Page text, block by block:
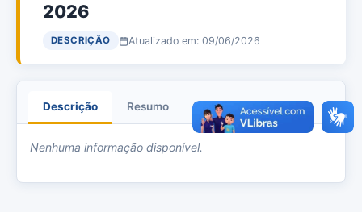
2026
DESCRIÇÃO Atualizado em: 09/06/2026
Descrição Resumo Anexos
Nenhuma informação disponível.